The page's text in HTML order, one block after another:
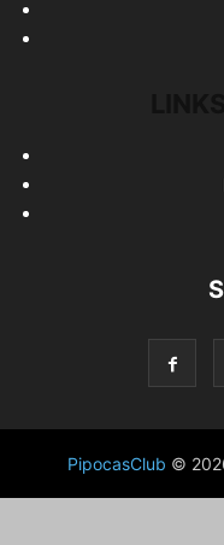
PipocasClub ©